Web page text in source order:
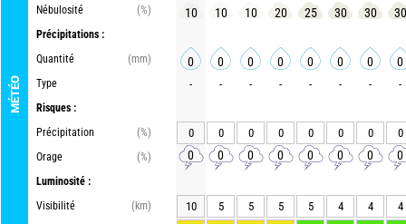
MÉTÉO
Nébulosité
(%)
Précipitations :
Quantité
(mm)
Type
Risques :
Précipitation
(%)
Orage
(%)
Luminosité :
Visibilité
(km)
10 10 10 20 25 30 30 30
0 0 0 0 0 0 0 0
- - - - - - - -
0 0 0 0 0 0 0 0
0 0 0 0 0 0 0 0
10 5 5 5 5 4 4 4